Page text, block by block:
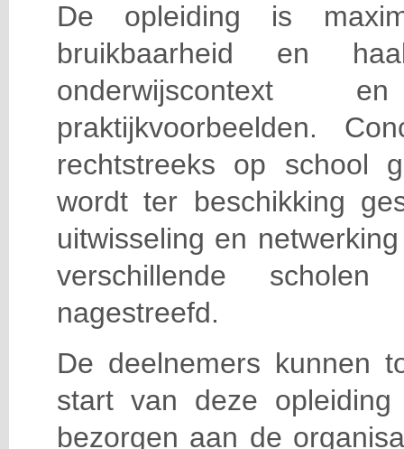
De opleiding is
bruikbaarheid en
praktijkvoorbeelden.
rechtstreeks op school
wordt ter beschikking
uitwisseling en
verschillende scholen
nagestreefd.
De deelnemers kunnen
start van deze
bezorgen aan de